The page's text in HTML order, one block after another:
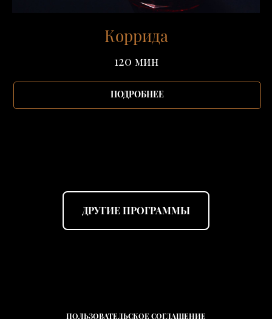
Коррида
120 мин
ПОДРОБНЕЕ
ДРУГИЕ ПРОГРАММЫ
ПОЛЬЗОВАТЕЛЬСКОЕ СОГЛАШЕНИЕ